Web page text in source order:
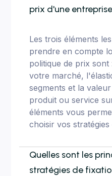
prix d'une
Les trois éléments
prendre en compte
politique de prix sont
votre marché,
segments et la
produit ou service
éléments vous
choisir vos stratégies
Quelles sont les
stratégies de